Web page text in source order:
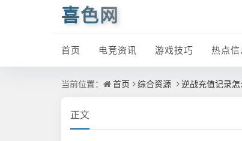
喜色网
首页 电竞资讯 游戏技巧 热点信
当前位置： 首页 综合资源 逆战充值记录
正文